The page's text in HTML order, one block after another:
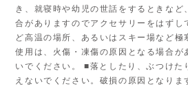
き、就寝時や幼児の世話をするときなど
合がありますのでアクセサリーをはずし
ど高温の場所、あるいはスキー場など極
使用は、火傷・凍傷の原因となる場合が
いでください。 ■落としたり、ぶつけた
えないでください。破損の原因となりま